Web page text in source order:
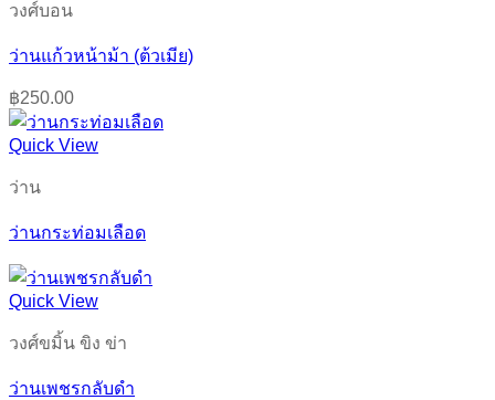
วงศ์บอน
ว่านแก้วหน้าม้า (ต้วเมีย)
฿250.00
Quick View
ว่าน
ว่านกระท่อมเลือด
Quick View
วงศ์ขมิ้น ขิง ข่า
ว่านเพชรกลับดำ